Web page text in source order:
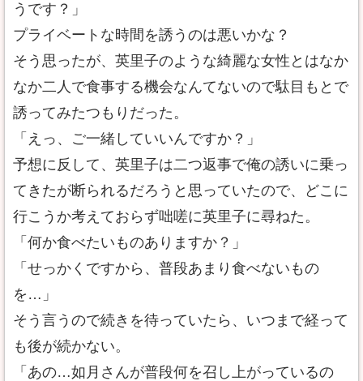
うです？」
プライベートな時間を誘うのは悪いかな？
そう思ったが、英里子のような綺麗な女性とはなか
なか二人で食事する機会なんてないので駄目もとで
誘ってみたつもりだった。
「えっ、ご一緒していいんですか？」
予想に反して、英里子は二つ返事で俺の誘いに乗っ
てきたが断られるだろうと思っていたので、どこに
行こうか考えておらず咄嗟に英里子に尋ねた。
「何か食べたいものありますか？」
「せっかくですから、普段あまり食べないもの
を…」
そう言うので続きを待っていたら、いつまで経って
も後が続かない。
「あの…如月さんが普段何を召し上がっているの